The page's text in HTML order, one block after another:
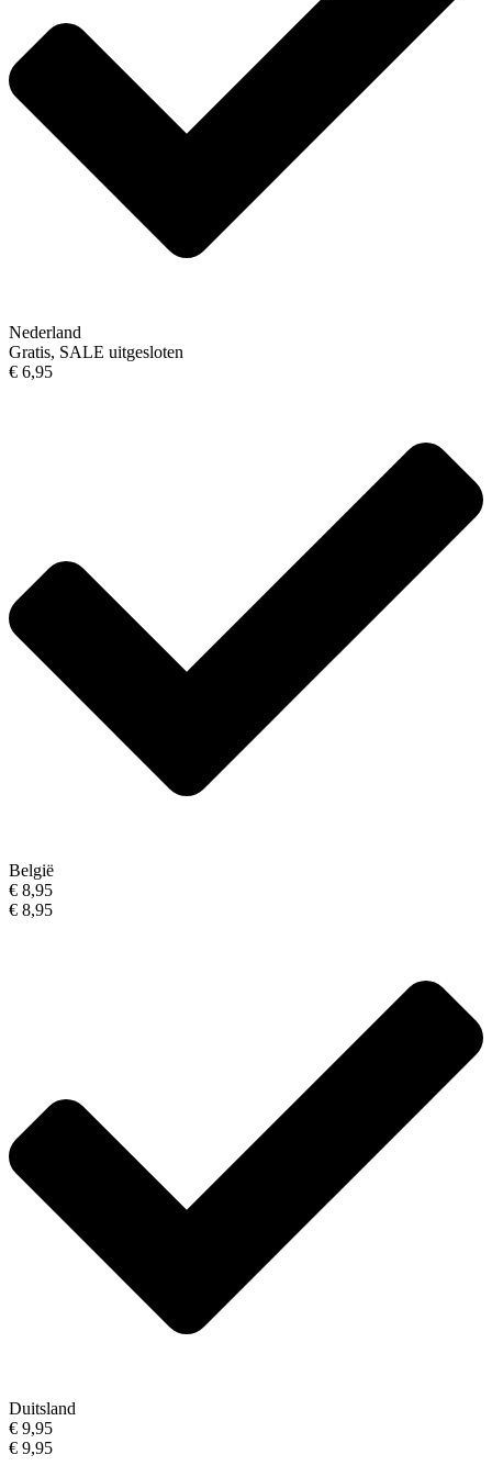
Nederland
Gratis, SALE uitgesloten
€ 6,95
België
€ 8,95
€ 8,95
Duitsland
€ 9,95
€ 9,95